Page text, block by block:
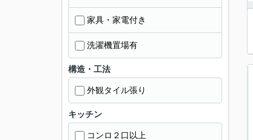
家具・家電付き
洗濯機置場有
構造・工法
外観タイル張り
キッチン
コンロ２口以上